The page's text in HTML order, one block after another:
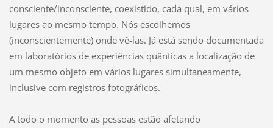
consciente/inconsciente, coexistido, cada qual, em vários
lugares ao mesmo tempo. Nós escolhemos
(inconscientemente) onde vê-las. Já está sendo documentada
em laboratórios de experiências quânticas a localização de
um mesmo objeto em vários lugares simultaneamente,
inclusive com registros fotográficos.
A todo o momento as pessoas estão afetando